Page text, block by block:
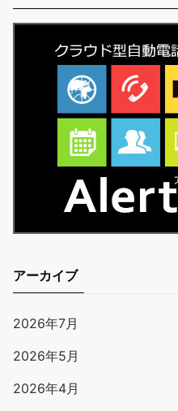
アーカイブ
2026年7月
2026年5月
2026年4月